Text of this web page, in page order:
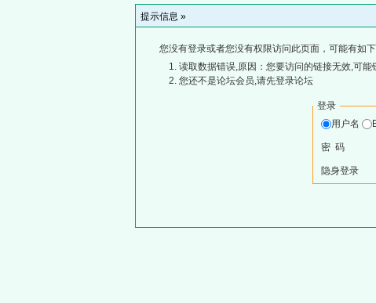
提示信息 »
您没有登录或者您没有权限访问此页面，可能有如
读取数据错误,原因：您要访问的链接无效,可
您还不是论坛会员,请先登录论坛
登录
用户名
密 码
隐身登录